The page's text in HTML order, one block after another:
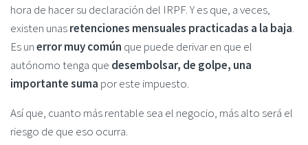
hora de hacer su declaración del IRPF. Y es que, a veces,
existen unasretenciones mensuales practicadas a la baja.
Es unerror muy común que puede derivar en que el
autónomo tenga que desembolsar, de golpe, una
importante suma por este impuesto.
Así que, cuanto más rentable sea el negocio, más alto será el
riesgo de que eso ocurra.